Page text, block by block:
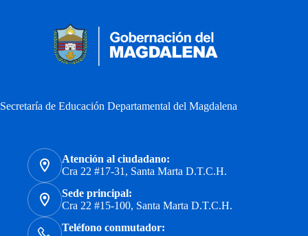
Secretaría de Educación Departamental del Magdalena
Atención al ciudadano:
Cra 22 #17-31, Santa Marta D.T.C.H.
Sede principal:
Cra 22 #15-100, Santa Marta D.T.C.H.
Teléfono conmutador: